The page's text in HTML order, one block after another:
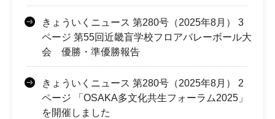
きょういくニュース 第280号（2025年8月） 3
ページ 第55回近畿盲学校フロアバレーボール大
会 優勝・準優勝報告
きょういくニュース 第280号（2025年8月） 2
ページ 「OSAKA多文化共生フォーラム2025」
を開催しました